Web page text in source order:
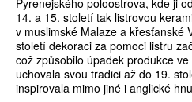
Pyrenejského poloostrova, kde ji
14. a 15. století tak listrovou
v muslimské Malaze a křesťanské
století dekoraci za pomoci listru
což způsobilo úpadek produkce
uchovala svou tradici až do 19.
inspirovala mimo jiné i anglické